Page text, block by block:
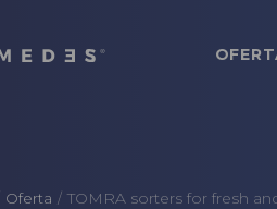
Oferta / TOMRA sorters for fresh